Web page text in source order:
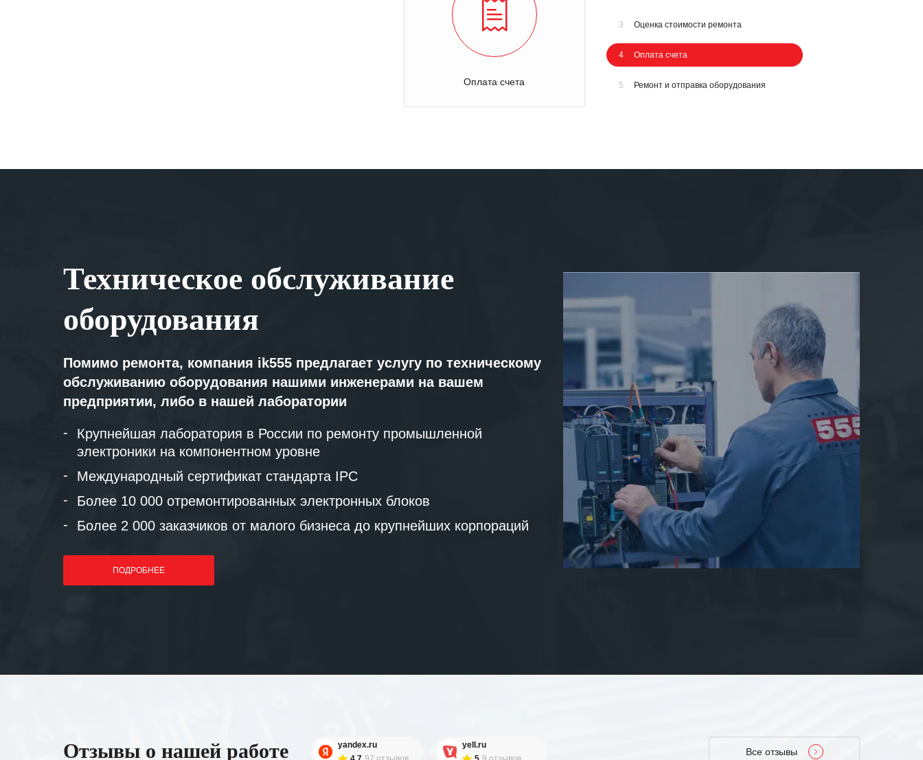
Оплата счета
3 Оценка стоимости ремонта
4 Оплата счета
5 Ремонт и отправка оборудования
Техническое обслуживание
оборудования
Помимо ремонта, компания ik555 предлагает услугу по техническому
обслуживанию оборудования нашими инженерами на вашем
предприятии, либо в нашей лаборатории
Крупнейшая лаборатория в России по ремонту промышленной
электроники на компонентном уровне
Международный сертификат стандарта IPC
Более 10 000 отремонтированных электронных блоков
Более 2 000 заказчиков от малого бизнеса до крупнейших корпораций
ПОДРОБНЕЕ
Отзывы о нашей работе
yandex.ru
yell.ru
Все отзывы